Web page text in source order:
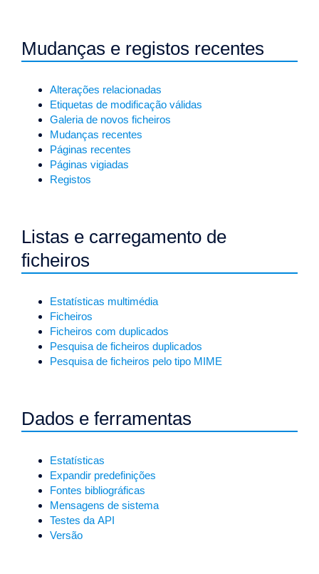
Mudanças e registos recentes
Alterações relacionadas
Etiquetas de modificação válidas
Galeria de novos ficheiros
Mudanças recentes
Páginas recentes
Páginas vigiadas
Registos
Listas e carregamento de
ficheiros
Estatísticas multimédia
Ficheiros
Ficheiros com duplicados
Pesquisa de ficheiros duplicados
Pesquisa de ficheiros pelo tipo MIME
Dados e ferramentas
Estatísticas
Expandir predefinições
Fontes bibliográficas
Mensagens de sistema
Testes da API
Versão